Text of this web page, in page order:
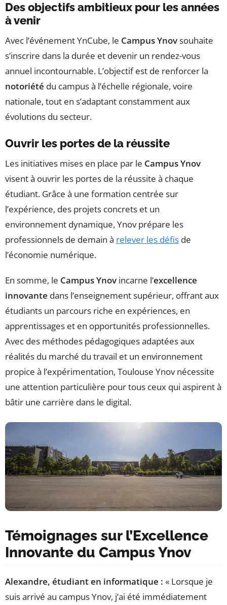
Des objectifs ambitieux pour les années
à venir
Avec l’événement YnCube, le Campus Ynovsouhaite
s’inscrire dans la durée et devenir un rendez-vous
annuel incontournable. L’objectif est de renforcer la
notoriété du campus à l’échelle régionale, voire
nationale, tout en s’adaptant constamment aux
évolutions du secteur.
Ouvrir les portes de la réussite
Les initiatives mises en place par le Campus Ynov
visent à ouvrir les portes de la réussite à chaque
étudiant. Grâce à une formation centrée sur
l’expérience, des projets concrets et un
environnement dynamique, Ynov prépare les
professionnels de demain à relever les défis de
l’économie numérique.
En somme, le Campus Ynov incarne l’excellence
innovante dans l’enseignement supérieur, offrant aux
étudiants un parcours riche en expériences, en
apprentissages et en opportunités professionnelles.
Avec des méthodes pédagogiques adaptées aux
réalités du marché du travail et un environnement
propice à l’expérimentation, Toulouse Ynov nécessite
une attention particulière pour tous ceux qui aspirent à
bâtir une carrière dans le digital.
Témoignages sur l’Excellence
Innovante du Campus Ynov
Alexandre, étudiant en informatique : « Lorsque je
suis arrivé au campus Ynov, j’ai été immédiatement